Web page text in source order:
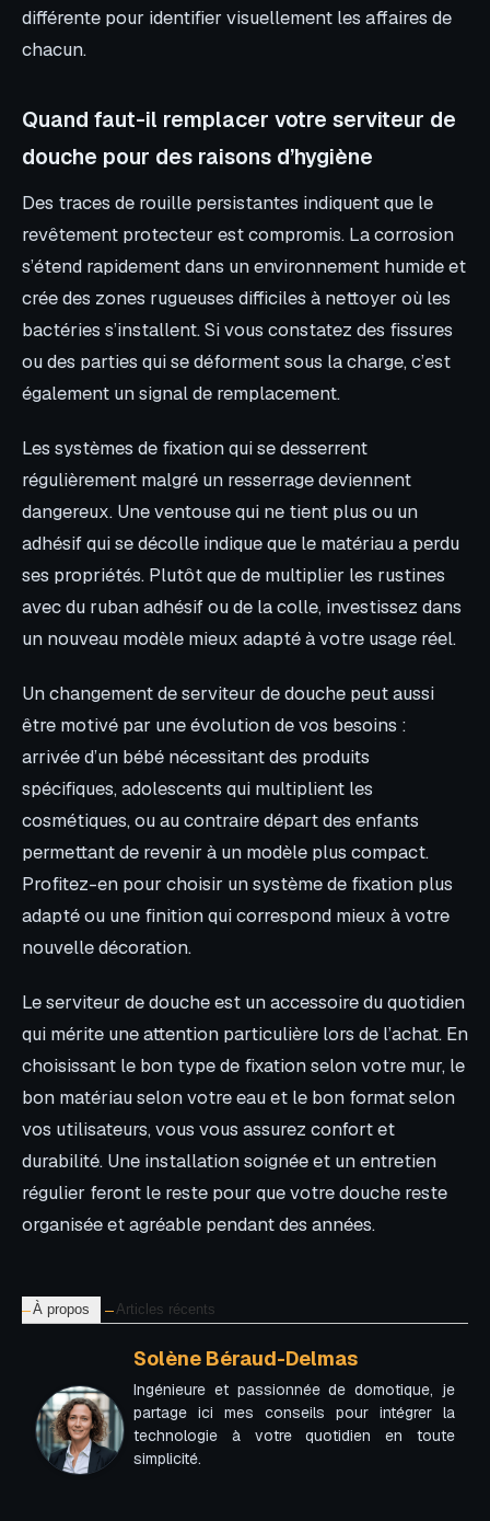
différente pour identifier visuellement les affaires de
chacun.
Quand faut-il remplacer votre serviteur de
douche pour des raisons d’hygiène
Des traces de rouille persistantes indiquent que le
revêtement protecteur est compromis. La corrosion
s’étend rapidement dans un environnement humide et
crée des zones rugueuses difficiles à nettoyer où les
bactéries s’installent. Si vous constatez des fissures
ou des parties qui se déforment sous la charge, c’est
également un signal de remplacement.
Les systèmes de fixation qui se desserrent
régulièrement malgré un resserrage deviennent
dangereux. Une ventouse qui ne tient plus ou un
adhésif qui se décolle indique que le matériau a perdu
ses propriétés. Plutôt que de multiplier les rustines
avec du ruban adhésif ou de la colle, investissez dans
un nouveau modèle mieux adapté à votre usage réel.
Un changement de serviteur de douche peut aussi
être motivé par une évolution de vos besoins :
arrivée d’un bébé nécessitant des produits
spécifiques, adolescents qui multiplient les
cosmétiques, ou au contraire départ des enfants
permettant de revenir à un modèle plus compact.
Profitez-en pour choisir un système de fixation plus
adapté ou une finition qui correspond mieux à votre
nouvelle décoration.
Le serviteur de douche est un accessoire du quotidien
qui mérite une attention particulière lors de l’achat. En
choisissant le bon type de fixation selon votre mur, le
bon matériau selon votre eau et le bon format selon
vos utilisateurs, vous vous assurez confort et
durabilité. Une installation soignée et un entretien
régulier feront le reste pour que votre douche reste
organisée et agréable pendant des années.
À propos Articles récents
Solène Béraud-Delmas
Ingénieure et passionnée de domotique, je
partage ici mes conseils pour intégrer la
technologie à votre quotidien en toute
simplicité.